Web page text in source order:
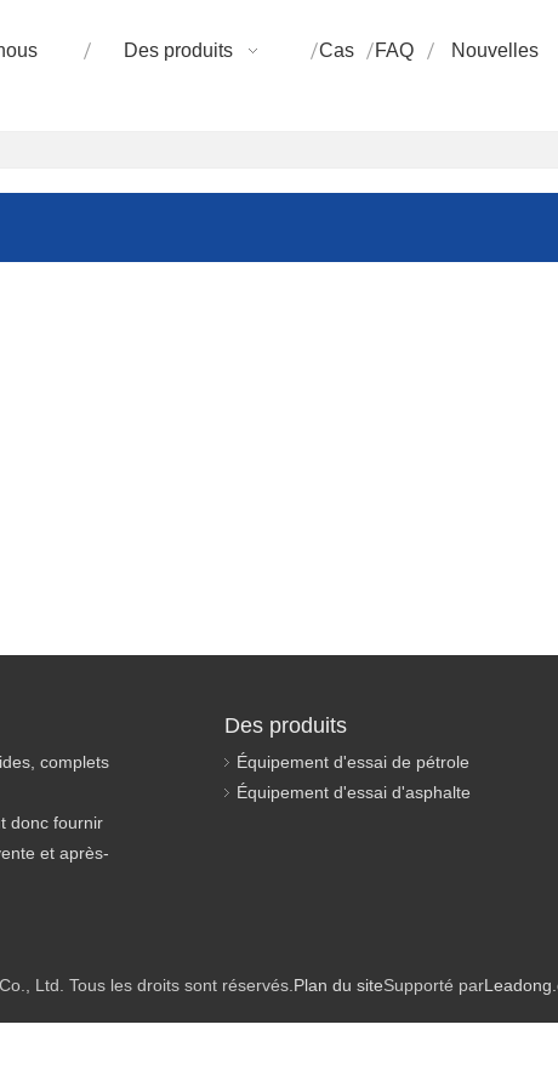
Des produits Cas FAQ Nouvelles
complets
donc fournir
et après-
Des produits
Équipement d'essai de pétrole
Équipement d'essai d'asphalte
Ltd. Tous les droits sont réservés.Plan du siteSupporté par